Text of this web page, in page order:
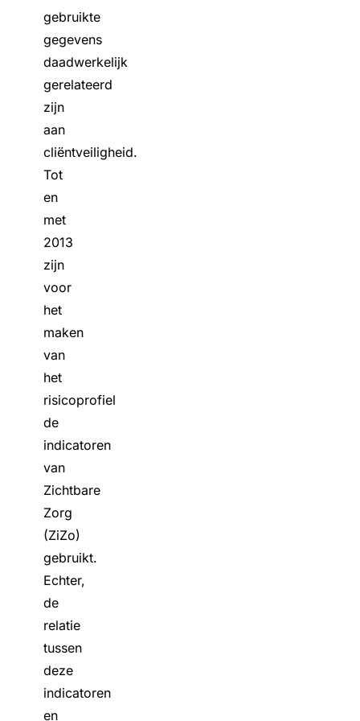
gebruikte
gegevens
daadwerkelijk
gerelateerd
zijn
aan
cliëntveiligheid.
Tot
en
met
2013
zijn
voor
het
maken
van
het
risicoprofiel
de
indicatoren
van
Zichtbare
Zorg
(ZiZo)
gebruikt.
Echter,
de
relatie
tussen
deze
indicatoren
en